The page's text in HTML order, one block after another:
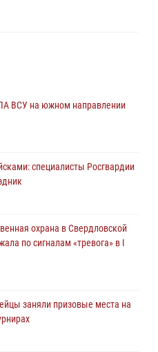
безопасности Дня
области
граждан на южном
в эфире телекомпании
ВСУ на южном направлении
специалисты Росгвардии
охрана в Свердловской
по сигналам «тревога» в I
заняли призовые места на